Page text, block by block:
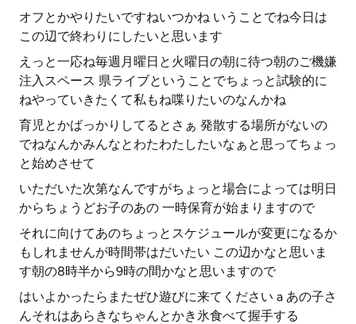
オフとかやりたいですねいつかね いうことでね今日は
この辺で終わりにしたいと思います
えっと一応ね毎週月曜日と火曜日の朝に待つ朝のご機嫌
注入スペース 県ライブということでちょっと試験的に
ねやっていきたくて私もね喋りたいのなんかね
育児とかばっかりしてるとさぁ 発散する場所がないの
でねなんかみんなとわたわたしたいなぁと思ってちょっ
と始めさせて
いただいた次第なんですがちょっと場合によっては明日
からちょうどお子のあの 一時保育が始まりますので
それに向けてあのちょっとスケジュールが変更になるか
もしれませんが時間帯はだいたい この辺かなと思いま
す朝の8時半から9時の間かなと思いますので
はいよかったらまたぜひ遊びに来てください a あの子さ
んそれはあらきなちゃんとかき氷食べて握手する